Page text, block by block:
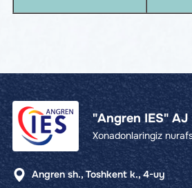
"Angren IES" AJ
Xonadonlaringiz
Angren sh., Toshkent k., 4-uy